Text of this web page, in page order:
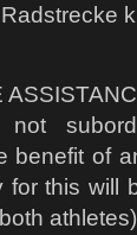
benefit of
for this will
athletes)